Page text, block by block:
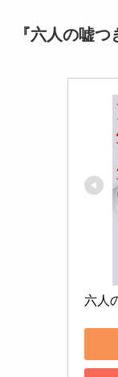
『六人の嘘
六人